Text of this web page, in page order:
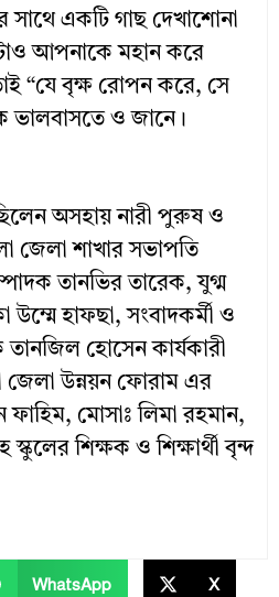
সাথে একটি গাছ দেখাশোনা
আপনাকে মহান করে
“যে বৃক্ষ রোপন করে, সে
ভালবাসতে ও জানে।
অসহায় নারী পুরুষ ও
জেলা শাখার সভাপতি
তানভির তারেক, যুগ্ম
উম্মে হাফছা, সংবাদকর্মী ও
হোসেন কার্যকারী
উন্নয়ন ফোরাম এর
মোসাঃ লিমা রহমান,
শিক্ষক ও শিক্ষার্থী বৃন্দ
WhatsApp X